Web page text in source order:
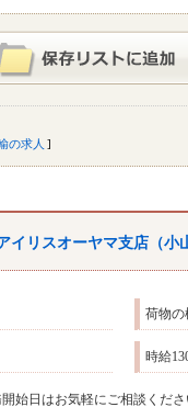
の求人
リスオーヤマ支店（小
荷物の
時給
始日はお気軽にご相談くだ